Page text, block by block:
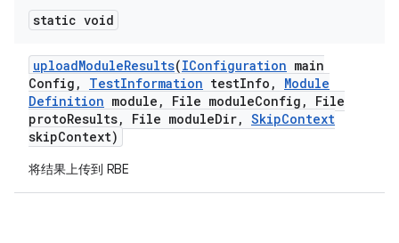
static void
uploadModuleResults(IConfiguration main
Config , TestInformation testInfo ,
Module
Definition module , File moduleConfig ,
File
protoResults, File moduleDir, SkipContext
skipContext)
将结果上传到 RBE